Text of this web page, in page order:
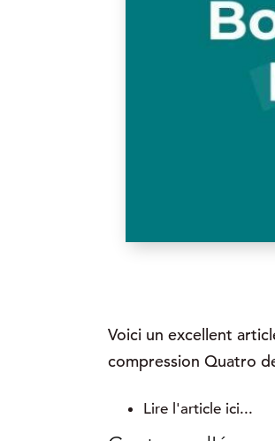
Voici un excellent
compression Quatro
Lire l'article ici...